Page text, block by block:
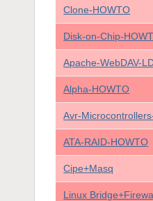
Clone-HOWTO
Disk-on-Chip-
Apache-WebDAV-
Alpha-HOWTO
Avr-
ATA-RAID-HOWTO
Cipe+Masq
Linux